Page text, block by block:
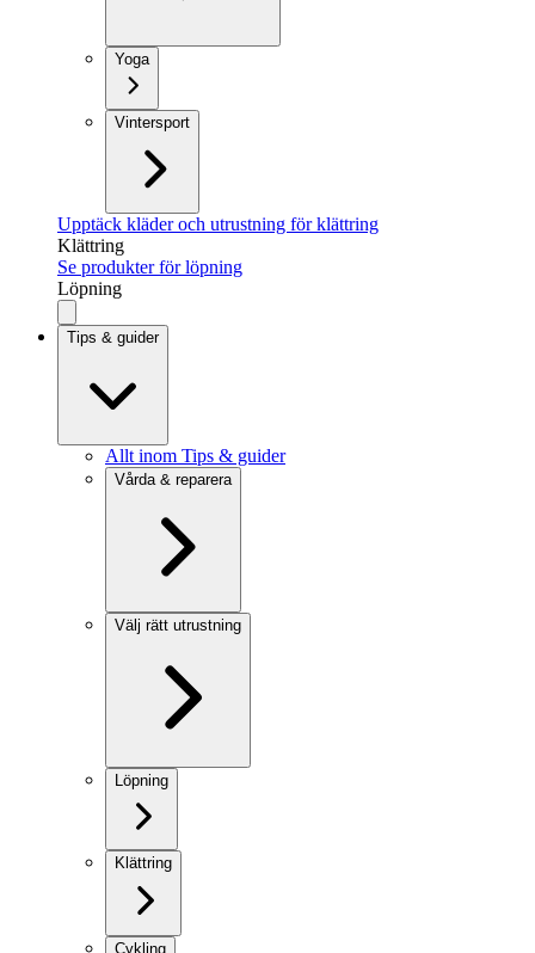
Yoga
Vintersport
Upptäck kläder och utrustning för klättring
Klättring
Se produkter för löpning
Löpning
Tips & guider
Allt inom Tips & guider
Vårda & reparera
Välj rätt utrustning
Löpning
Klättring
Cykling